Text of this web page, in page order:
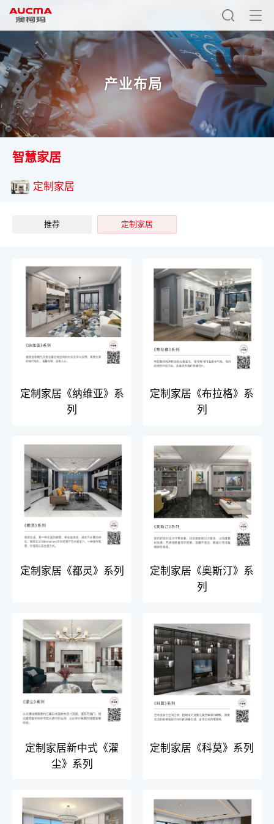
产业布局
智慧家居
定制家居
推荐 定制家居
定制家居《纳维亚》系
列
定制家居《布拉格》系
列
定制家居《都灵》系列
定制家居《奥斯汀》系
列
定制家居新中式《濯
尘》系列
定制家居《科莫》系列